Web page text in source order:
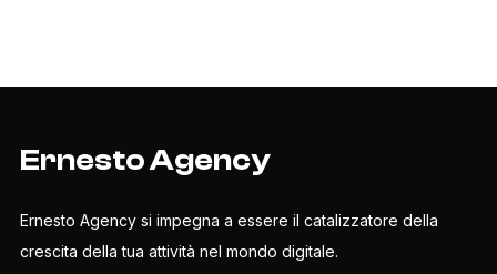
Ernesto Agency
Ernesto Agency si impegna a essere il catalizzatore della
crescita della tua attività nel mondo digitale.